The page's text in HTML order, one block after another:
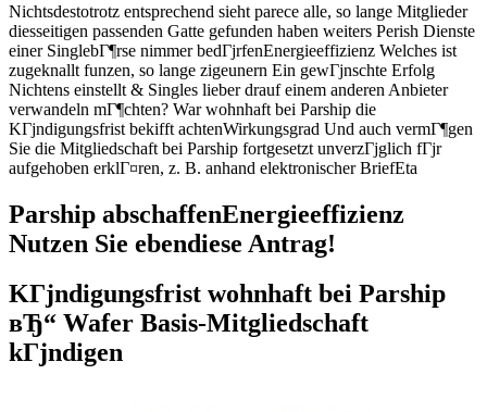
Nichtsdestotrotz entsprechend sieht parece alle, so lange Mitglieder
diesseitigen passenden Gatte gefunden haben weiters Perish Dienste
einer SinglebГ¶rse nimmer bedГјrfenEnergieeffizienz Welches ist
zugeknallt funzen, so lange zigeunern Ein gewГјnschte Erfolg
Nichtens einstellt & Singles lieber drauf einem anderen Anbieter
verwandeln mГ¶chten? War wohnhaft bei Parship die
KГјndigungsfrist bekifft achtenWirkungsgrad Und auch vermГ¶gen
Sie die Mitgliedschaft bei Parship fortgesetzt unverzГјglich fГјr
aufgehoben erklГ¤ren, z. B. anhand elektronischer BriefEta
Parship abschaffenEnergieeffizienz
Nutzen Sie ebendiese Antrag!
KГјndigungsfrist wohnhaft bei Parship
вЂ“ Wafer Basis-Mitgliedschaft
kГјndigen